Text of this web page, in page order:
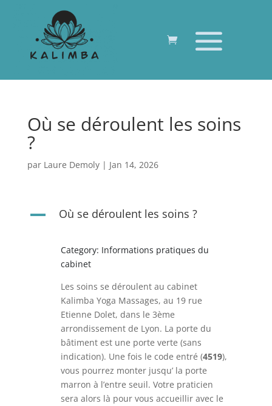
Où se déroulent les soins
?
par Laure Demoly| Jan 14, 2026
A Où se déroulent les soins ?
Category: Informations pratiques du
cabinet
Les soins se déroulent au cabinet
Kalimba Yoga Massages, au 19 rue
Etienne Dolet, dans le 3ème
arrondissement de Lyon. La porte du
bâtiment est une porte verte (sans
indication). Une fois le code entré (4519),
vous pourrez monter jusqu’ la porte
marron à l’entre seuil. Votre praticien
sera alors là pour vous accueillir avec le